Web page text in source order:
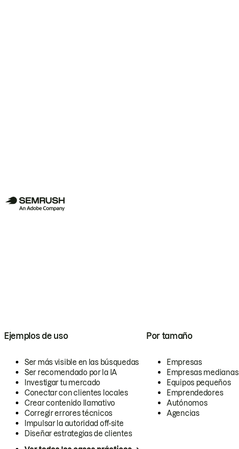
Ejemplos de uso
Ser más visible en las búsquedas
Ser recomendado por la IA
Investigar tu mercado
Conectar con clientes locales
Crear contenido llamativo
Corregir errores técnicos
Impulsar la autoridad off-site
Diseñar estrategias de clientes
Por tamaño
Empresas
Empresas medianas
Equipos pequeños
Emprendedores
Autónomos
Agencias